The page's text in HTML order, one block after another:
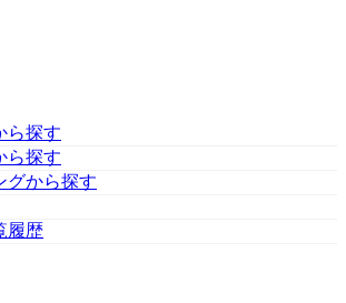
ら探す
ら探す
グから探す
履歴